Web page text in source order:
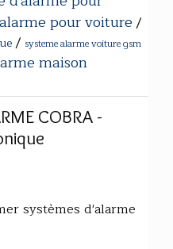
pour voiture/
/ systeme alarme voiture gsm
maison
COBRA -
systèmes d'alarme